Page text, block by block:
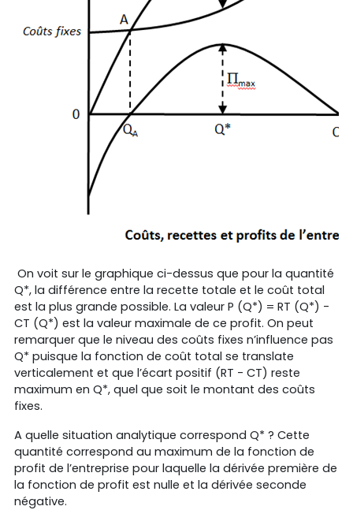
On voit sur le graphique ci-dessus que pour la quantité
Q*, la différence entre la recette totale et le coût total
est la plus grande possible. La valeur P (Q*) = RT (Q*) -
CT (Q*) est la valeur maximale de ce profit. On peut
remarquer que le niveau des coûts fixes n’influence pas
Q* puisque la fonction de coût total se translate
verticalement et que l’écart positif (RT - CT) reste
maximum en Q*, quel que soit le montant des coûts
fixes.
A quelle situation analytique correspond Q* ? Cette
quantité correspond au maximum de la fonction de
profit de l’entreprise pour laquelle la dérivée première de
la fonction de profit est nulle et la dérivée seconde
négative.